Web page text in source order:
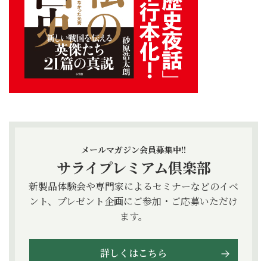
メールマガジン会員募集中!!
サライプレミアム倶楽部
新製品体験会や専門家によるセミナーなどのイベ
ント、プレゼント企画にご参加・ご応募いただけ
ます。
詳しくはこちら